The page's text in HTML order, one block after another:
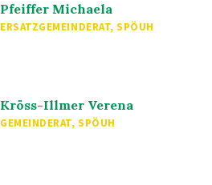
Pfeiffer Michaela
ERSATZGEMEINDERAT, SPÖUH
Kröss-Illmer Verena
GEMEINDERAT, SPÖUH